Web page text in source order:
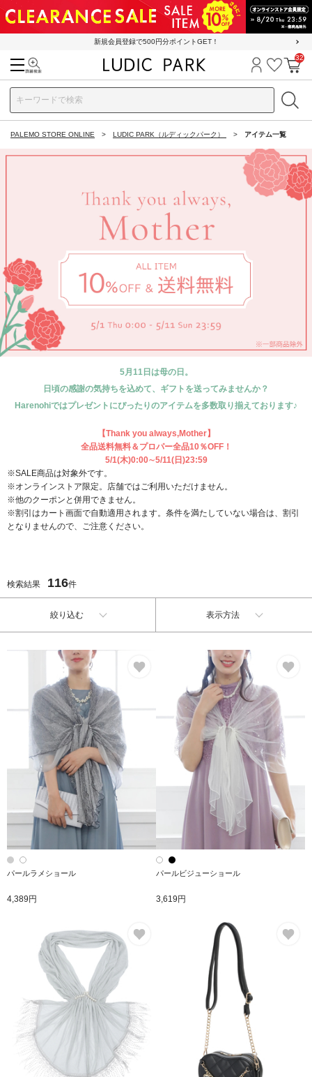
新規会員登録で500円分ポイントGET！
ログイン
お気に
カ
32
PALEMO STORE ONLINE LUDIC PARK（ルディックパーク） アイテム一覧
5月11日は母の日。
日頃の感謝の気持ちを込めて、ギフトを送ってみませんか？
Harenohiではプレゼントにぴったりのアイテムを多数取り揃えております♪
【Thank you always,Mother】
全品送料無料＆プロパー全品10％OFF！
5/1(木)0:00∼5/11(日)23:59
※SALE商品は対象外です。
※オンラインストア限定。店舗ではご利用いただけません。
※他のクーポンと併用できません。
※割引はカート画面で自動適用されます。条件を満たしていない場合は、割引
となりませんので、ご注意ください。
検索結果 116件
絞り込む 表示方法
パールラメショール
4,389円
パールビジューショール
3,619円